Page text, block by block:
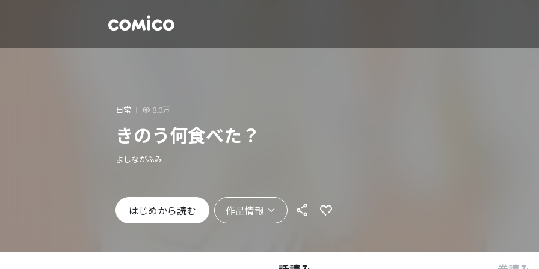
日常 8.0万
きのう何食べた？
よしながふみ
はじめから読む 作品情報